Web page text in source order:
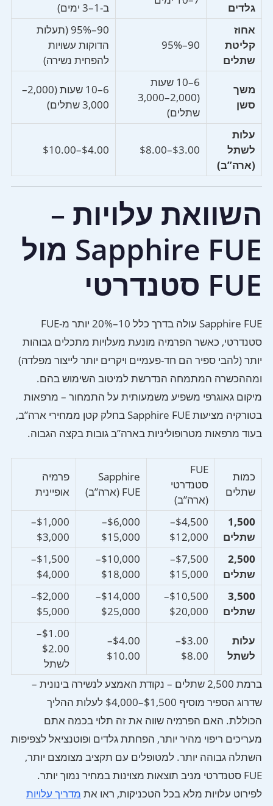
גלדים
ב-1–3 ימים)
אחוז
קליטת
שתלים
90–95%
90–95% (תעלות
הדוקות עשויות
להפחית נשירה)
משך
סשן
6–10 שעות
(2,000–3,000
שתלים)
6–10 שעות (2,000–
3,000 שתלים)
עלות
לשתל
(ארה”ב)
$3.00–$8.00
$4.00–$10.00
השוואת עלויות –
Sapphire FUE מול
FUE סטנדרטי
Sapphire FUE עולה בדרך כלל 10–20% יותר מ-FUE
סטנדרטי, כאשר הפרמיה מונעת מעלויות מתכלים גבוהות
יותר (להבי ספיר הם חד-פעמיים ויקרים יותר לייצור מפלדה)
ומההכשרה המתמחה הנדרשת למיטוב השימוש בהם.
מיקום גאוגרפי משפיע משמעותית על התמחור – מרפאות
בטורקיה מציעות Sapphire FUE בחלק קטן ממחירי ארה”ב,
בעוד מרפאות מטרופוליניות בארה”ב גובות בקצה הגבוה.
כמות
שתלים
FUE
סטנדרטי
(ארה”ב)
Sapphire
FUE (ארה”ב)
פרמיה
אופיינית
1,500
שתלים
$4,500–
$12,000
$6,000–
$15,000
$1,000–
$3,000
2,500
שתלים
$7,500–
$15,000
$10,000–
$18,000
$1,500–
$4,000
3,500
שתלים
$10,500–
$20,000
$14,000–
$25,000
$2,000–
$5,000
עלות
לשתל
$3.00–
$8.00
$4.00–
$10.00
$1.00–
$2.00
לשתל
ברמת 2,500 שתלים – נקודת האמצע לנשירה בינונית –
שדרוג הספיר מוסיף $1,500–$4,000 לעלות ההליך
הכוללת. האם הפרמיה שווה את זה תלוי בכמה אתם
מעריכים ריפוי מהיר יותר, הפחתת גלדים ופוטנציאל לצפיפות
השתלה גבוהה יותר. למטופלים עם תקציב מצומצם יותר,
FUE סטנדרטי מניב תוצאות מצוינות במחיר נמוך יותר.
לפירוט עלויות מלא בכל הטכניקות, ראו את מדריך עלויות